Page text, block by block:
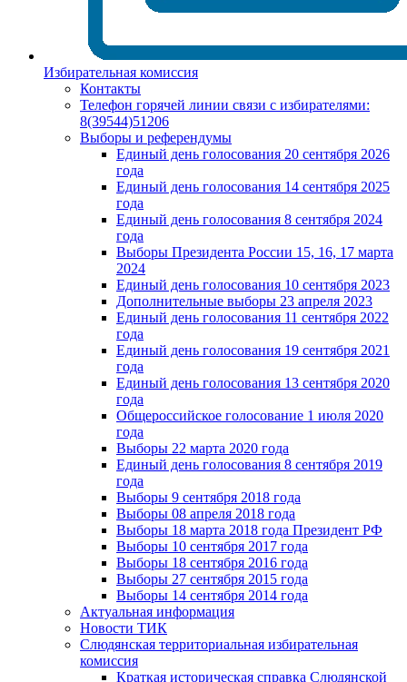
Избирательная комиссия
Контакты
Телефон горячей линии связи с избирателями:
8(39544)51206
Выборы и референдумы
Единый день голосования 20 сентября 2026
года
Единый день голосования 14 сентября 2025
года
Единый день голосования 8 сентября 2024
года
Выборы Президента России 15, 16, 17 марта
2024
Единый день голосования 10 сентября 2023
Дополнительные выборы 23 апреля 2023
Единый день голосования 11 сентября 2022
года
Единый день голосования 19 сентября 2021
года
Единый день голосования 13 сентября 2020
года
Общероссийское голосование 1 июля 2020
года
Выборы 22 марта 2020 года
Единый день голосования 8 сентября 2019
года
Выборы 9 сентября 2018 года
Выборы 08 апреля 2018 года
Выборы 18 марта 2018 года Президент РФ
Выборы 10 сентября 2017 года
Выборы 18 сентября 2016 года
Выборы 27 сентября 2015 года
Выборы 14 сентября 2014 года
Актуальная информация
Новости ТИК
Слюдянская территориальная избирательная
комиссия
Краткая историческая справка Слюдянской